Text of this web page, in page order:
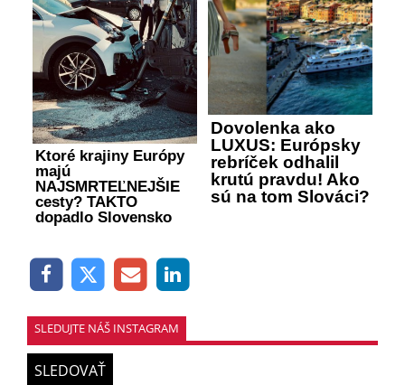
Ktoré krajiny Európy
majú
NAJSMRTEĽNEJŠIE
cesty? TAKTO
dopadlo Slovensko
Dovolenka ako
LUXUS: Európsky
rebríček odhalil
krutú pravdu! Ako
sú na tom Slováci?
SLEDUJTE NÁŠ INSTAGRAM
SLEDOVAŤ